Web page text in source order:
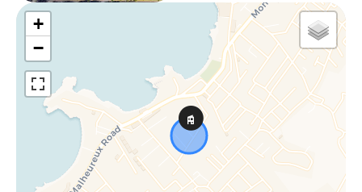
+
−